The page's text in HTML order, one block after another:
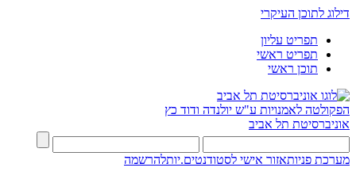
דילוג לתוכן העיקרי
תפריט עליון
תפריט ראשי
תוכן ראשי
הפקולטה לאמנויות ע"ש יולנדה ודוד כץ
אוניברסיטת תל אביב
מערכת פניותאזור אישי לסטודנטים.יותלהרשמה